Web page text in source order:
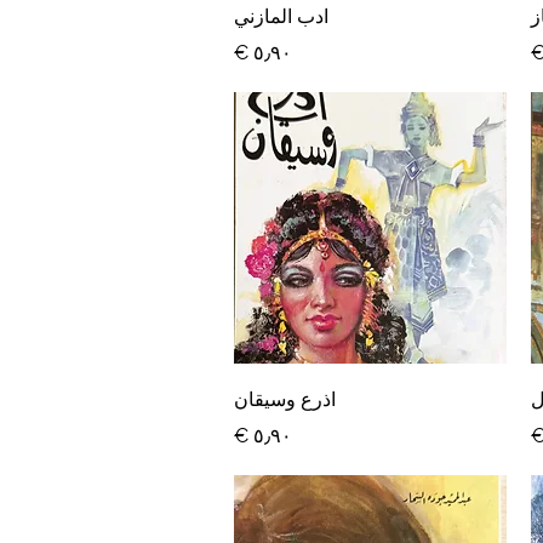
العرض السريعادب المازني
السعر
العرض السريعاذرع وسيقان
السعر